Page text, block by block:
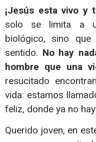
¡Jesús esta vivo y
solo se limita a
biológico, sino
sentido. No hay
hombre que una
resucitado
vida: estamos
feliz, donde ya no
Querido joven, en